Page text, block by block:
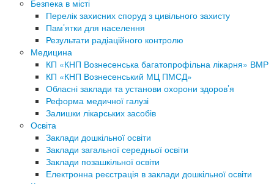
Безпека в місті
Перелік захисних споруд з цивільного захисту
Пам’ятки для населення
Результати радіаційного контролю
Медицина
КП «КНП Вознесенська багатопрофільна лікарня» ВМР
КП «КНП Вознесенський МЦ ПМСД»
Обласні заклади та установи охорони здоров’я
Реформа медичної галузі
Залишки лікарських засобів
Освіта
Заклади дошкільної освіти
Заклади загальної середньої освіти
Заклади позашкільної освіти
Електронна реєстрація в заклади дошкільної освіти